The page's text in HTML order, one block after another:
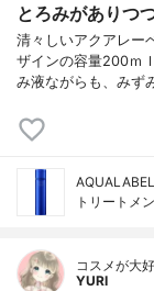
とろみがありつ
清々しいアクアレー
ザインの容量200ｍ
み液ながらも、みず
トリートメ
コスメが大
YURI